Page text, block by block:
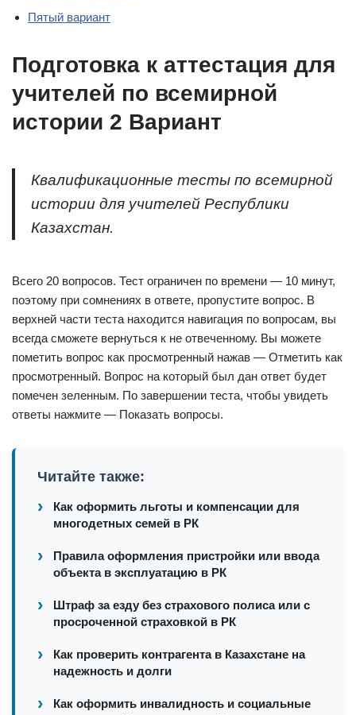
Пятый вариант
Подготовка к аттестация для
учителей по всемирной
истории 2 Вариант
Квалификационные тесты по всемирной
истории для учителей Республики
Казахстан.
Всего 20 вопросов. Тест ограничен по времени — 10 минут,
поэтому при сомнениях в ответе, пропустите вопрос. В
верхней части теста находится навигация по вопросам, вы
всегда сможете вернуться к не отвеченному. Вы можете
пометить вопрос как просмотренный нажав — Отметить как
просмотренный. Вопрос на который был дан ответ будет
помечен зеленным. По завершении теста, чтобы увидеть
ответы нажмите — Показать вопросы.
Читайте также:
Как оформить льготы и компенсации для
многодетных семей в РК
Правила оформления пристройки или ввода
объекта в эксплуатацию в РК
Штраф за езду без страхового полиса или с
просроченной страховкой в РК
Как проверить контрагента в Казахстане на
надежность и долги
Как оформить инвалидность и социальные